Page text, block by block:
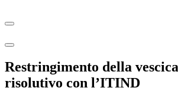
Restringimento della
risolutivo con l’ITIND